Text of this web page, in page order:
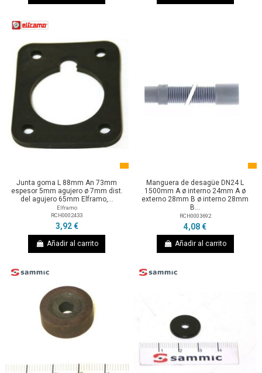
Junta goma L 88mm An 73mm
espesor 5mm agujero ø 7mm dist.
del agujero 65mm Elframo,...
Elframo
RCH0002433
3,92 €
Añadir al carrito
Manguera de desagüe DN24 L
1500mm A ø interno 24mm A ø
externo 28mm B ø interno 28mm
B...
RCH0003692
4,08 €
Añadir al carrito